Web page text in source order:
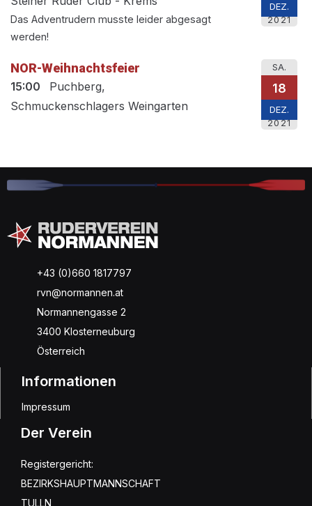
DEZ.
2021
Das Adventrudern musste leider abgesagt
werden!
SA.
18
DEZ.
2021
NOR-Weihnachtsfeier
15:00
Puchberg,
Schmuckenschlagers Weingarten
+43 (0)660 1817797
rvn@normannen.at
Normannengasse 2
3400 Klosterneuburg
Österreich
Informationen
Impressum
Der Verein
Registergericht:
BEZIRKSHAUPTMANNSCHAFT
TULLN